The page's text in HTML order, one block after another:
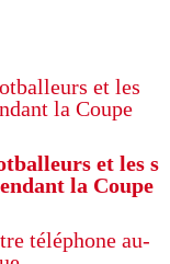
et les s
la Coupe